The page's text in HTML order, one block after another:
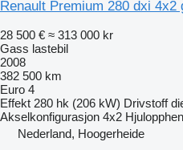
Renault Premium 280 dxi 4x2
28 500 € ≈ 313 000 kr
Gass lastebil
2008
382 500 km
Euro 4
Effekt 280 hk (206 kW) Drivstoff
Akselkonfigurasjon 4x2
Nederland, Hoogerheide